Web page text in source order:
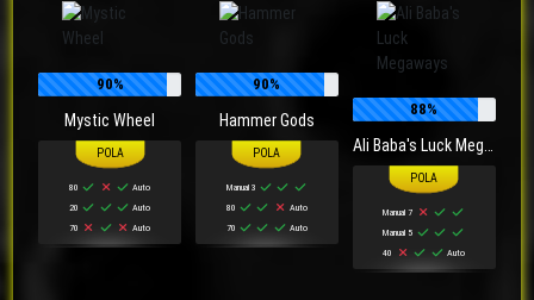
90%
Mystic Wheel
80
Auto
20
Auto
70
Auto
90%
Hammer Gods
Manual 3
80
Auto
70
Auto
88%
Ali Baba's Luck Megaways
Manual 7
Manual 5
40
Auto